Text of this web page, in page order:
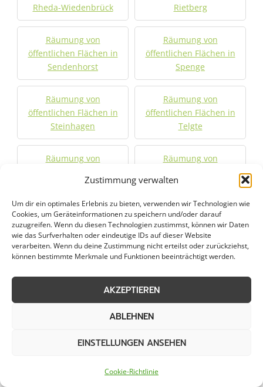
Zustimmung verwalten
Um dir ein optimales Erlebnis zu bieten, verwenden wir Technologien wie
Cookies, um Geräteinformationen zu speichern und/oder darauf
zuzugreifen. Wenn du diesen Technologien zustimmst, können wir Daten
wie das Surfverhalten oder eindeutige IDs auf dieser Website
verarbeiten. Wenn du deine Zustimmung nicht erteilst oder zurückziehst,
können bestimmte Merkmale und Funktionen beeinträchtigt werden.
AKZEPTIEREN
ABLEHNEN
EINSTELLUNGEN ANSEHEN
Cookie-Richtlinie
Rheda-Wiedenbrück
Rietberg
Räumung von
öffentlichen Flächen in
Sendenhorst
Räumung von
öffentlichen Flächen in
Spenge
Räumung von
öffentlichen Flächen in
Steinhagen
Räumung von
öffentlichen Flächen in
Telgte
Räumung von
Räumung von
Wadersloh
Räumung von
öffentlichen Flächen in
Warendorf
Räumung von
öffentlichen Flächen in
Welver
Räumung von
öffentlichen Flächen in
Werther
Räumung von
öffentlichen Flächen in
Westerkappeln
Jetzt Anfrage stellen